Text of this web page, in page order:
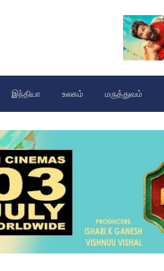
இந்தியா உலகம் மருத்துவம்